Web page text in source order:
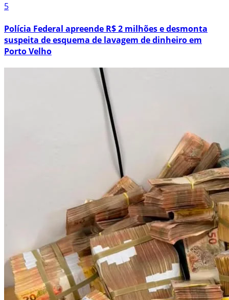
5
Polícia Federal apreende R$ 2 milhões e desmonta
suspeita de esquema de lavagem de dinheiro em
Porto Velho